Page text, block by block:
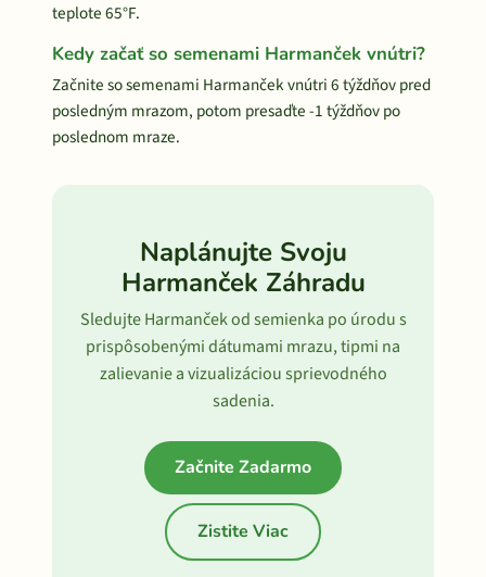
teplote 65°F.
Kedy začať so semenami Harmanček vnútri?
Začnite so semenami Harmanček vnútri 6 týždňov pred
posledným mrazom, potom presaďte -1 týždňov po
poslednom mraze.
Naplánujte Svoju
Harmanček Záhradu
Sledujte Harmanček od semienka po úrodu s
prispôsobenými dátumami mrazu, tipmi na
zalievanie a vizualizáciou sprievodného
sadenia.
Začnite Zadarmo
Zistite Viac